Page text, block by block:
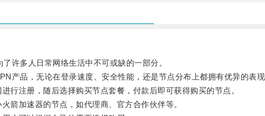
多人日常网络生活中不可或缺的一部分。
品，无论在登录速度、安全性能，还是节点分布上都拥有优异的表现
注册，随后选择购买节点套餐，付款后即可获得购买的节点。
加速器的节点，如代理商、官方合作伙伴等。